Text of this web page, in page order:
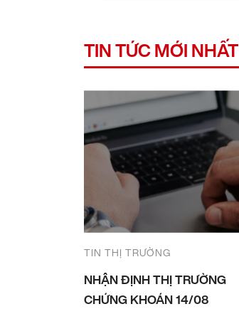
TIN TỨC MỚI NHẤT
TIN THỊ TRƯỜNG
NHẬN ĐỊNH THỊ TRƯỜNG
CHỨNG KHOÁN 14/08